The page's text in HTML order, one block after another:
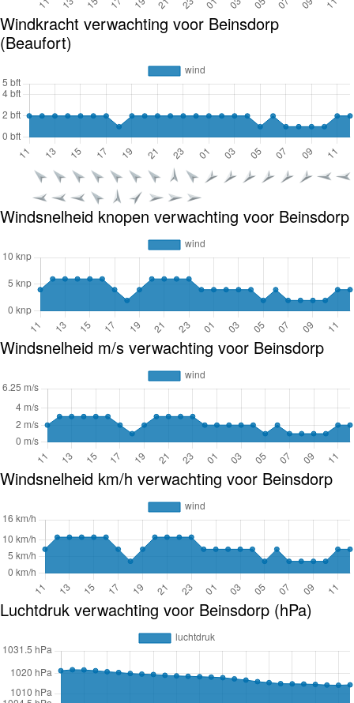
Windkracht verwachting voor Beinsdorp
(Beaufort)
Windsnelheid knopen verwachting voor Beinsdorp
Windsnelheid m/s verwachting voor Beinsdorp
Windsnelheid km/h verwachting voor Beinsdorp
Luchtdruk verwachting voor Beinsdorp (hPa)